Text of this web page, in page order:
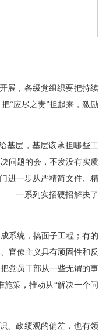
展，各级党组织要把持续
“应尽之责”担起来，激励
基层，基层该承担哪些工
问题的会，不发没有实质
进一步从严精简文件、精
……一系列实招硬招解决了
系统，搞面子工程；有的
官僚主义具有顽固性和反
党员干部从一些无谓的事
策，推动从“解决一个问
、政绩观的偏差，也有领